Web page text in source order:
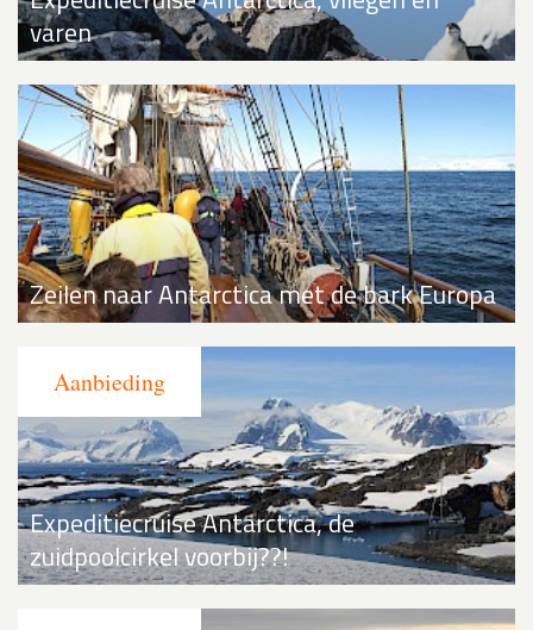
varen
Zeilen naar Antarctica met de bark Europa
Expeditiecruise Antarctica, de
zuidpoolcirkel voorbij??!